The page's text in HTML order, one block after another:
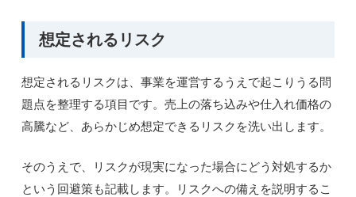
想定されるリスク
想定されるリスクは、事業を運営するうえで起こりうる問
題点を整理する項目です。売上の落ち込みや仕入れ価格の
高騰など、あらかじめ想定できるリスクを洗い出します。
そのうえで、リスクが現実になった場合にどう対処するか
という回避策も記載します。リスクへの備えを説明するこ